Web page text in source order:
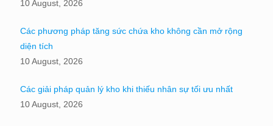
10 August, 2026
Các phương pháp tăng sức chứa kho không cần mở rộng
diện tích
10 August, 2026
Các giải pháp quản lý kho khi thiếu nhân sự tối ưu nhất
10 August, 2026